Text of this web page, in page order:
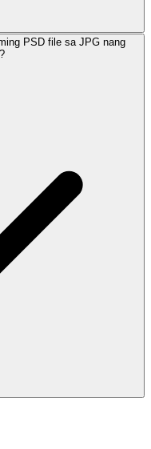
PSD file sa JPG nang